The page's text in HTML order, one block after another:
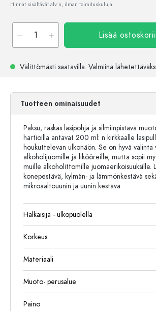
Hinnat sisältävät alv:n, ilman toimituskuluja
Lisää
Välittömästi saatavilla. Valmiina lähetettäväksi
Tuotteen ominaisuudet
Paksu, raskas lasipohja ja silmiinpistävä
hartioilla antavat 200 ml: n kirkkaalle
houkuttelevan ulkonäön. Se on hyvä valinta
alkoholijuomille ja likööreille, mutta sopii
muille alkoholittomille juomaerikoisuuksille.
konepestävä, kylmän- ja lämmönkestävä
mikroaaltouunin ja uunin kestävä.
Halkaisija - ulkopuolella
Korkeus
Materiaali
Muoto- perusalue
Paino